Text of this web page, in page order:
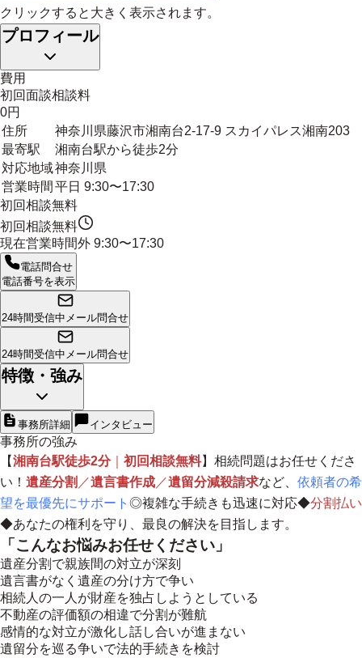
クリックすると大きく表示されます。
プロフィール
費用
初回面談相談料
0円
住所
神奈川県藤沢市湘南台2-17-9 スカイパレス湘南203
最寄駅
湘南台駅から徒歩2分
対応地域神奈川県
営業時間 平日 9:30〜17:30
初回相談無料
初回相談無料
現在営業時間外 9:30〜17:30
電話問合せ
電話番号を表示
24時間受信中 メール問合せ
24時間受信中 メール問合せ
特徴・強み
事務所詳細 インタビュー
事務所の強み
【湘南台駅徒歩2分｜ 初回相談無料】相続問題はお任せくださ
い！ 遺産分割 ／遺言書作成 ／遺留分減殺請求など、 依頼者の希
望を最優先にサポート ◎複雑な手続きも迅速に対応◆分割払い
◆あなたの権利を守り、最良の解決を目指します。
「こんなお悩みお任せください」
遺産分割で親族間の対立が深刻
遺言書がなく遺産の分け方で争い
相続人の一人が財産を独占しようとしている
不動産の評価額の相違で分割が難航
感情的な対立が激化し話し合いが進まない
遺留分を巡る争いで法的手続きを検討